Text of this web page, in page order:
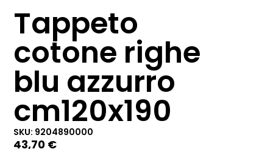
Tappeto
cotone righe
blu azzurro
cm120x190
SKU: 9204890000
43,70 €